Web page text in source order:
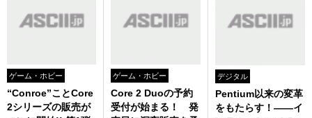
ゲーム・ホビー
“Conroe”ことCore
2シリーズの販売が
ゲーム・ホビー
Core 2 Duoの予約
受付が始まる！ 発
デジタル
Pentium以来の変革
をもたらす！――イ